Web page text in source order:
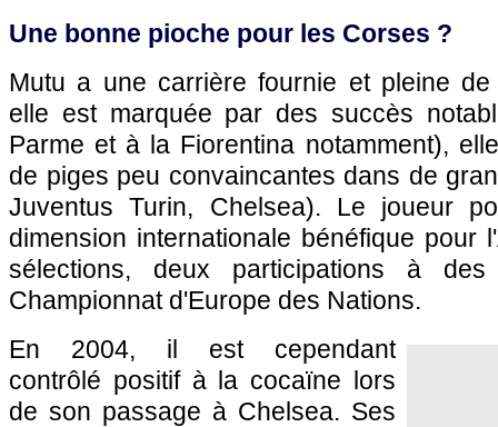
Une bonne pioche pour les Corses ?
Mutu a une carrière fournie et pleine de
elle est marquée par des succès
Parme et à la Fiorentina notamment),
de piges peu convaincantes dans de
Juventus Turin, Chelsea). Le joueur
dimension internationale bénéfique pour
sélections, deux participations à
Championnat d'Europe des Nations.
En 2004, il est cependant
contrôlé positif à la cocaïne lors
de son passage à Chelsea. Ses